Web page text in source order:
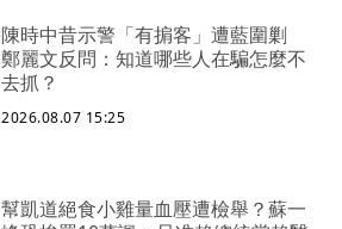
陳時中昔示警「有掮客」遭藍圍剿
鄭麗文反問：知道哪些人在騙怎麼不
去抓？
2026.08.07 15:25
幫凱道絕食小雞量血壓遭檢舉？蘇一